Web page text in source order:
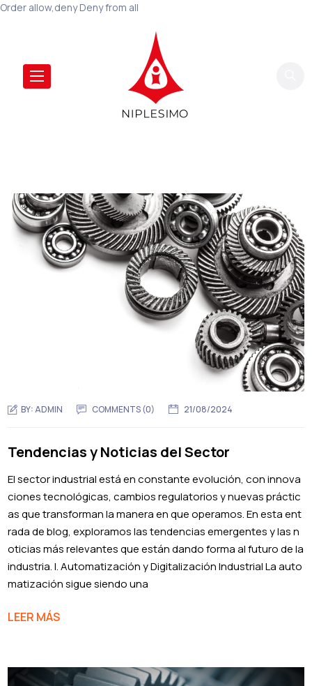
Order allow,deny Deny from all
BY:ADMIN COMMENTS (0) 21/08/2024
Tendencias y Noticias del Sector
El sector industrial está en constante evolución, con innova
ciones tecnológicas, cambios regulatorios y nuevas práctic
as que transforman la manera en que operamos. En esta ent
rada de blog, exploramos las tendencias emergentes y las n
oticias más relevantes que están dando forma al futuro de la
industria. I. Automatización y Digitalización Industrial La auto
matización sigue siendo una
LEER MÁS